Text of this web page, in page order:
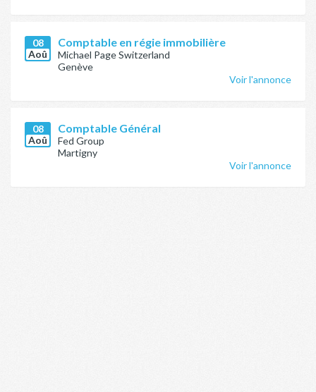
08
Aoû
Comptable en régie immobilière
Michael Page Switzerland
Genève
Voir l'annonce
08
Aoû
Comptable Général
Fed Group
Martigny
Voir l'annonce